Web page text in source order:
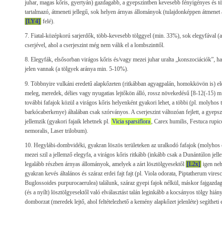
juhar, magas kőris, gyertyán) gazdagabb, a gyepszintben kevesebb fényigényes és
tartalmazó, átmeneti jellegű, sok helyen árnyas állományok (tulajdonképpen
[LY4] felé).
7. Fiatal-középkorú sarjerdők, több-kevesebb tölggyel (min. 33%), sok elegyfával
cserjével, ahol a cserjeszint még nem válik el a lombszinttől.
8. Elegyfák, elsősorban virágos kőris és/vagy mezei juhar uralta „konszociációk”,
jelen vannak (a tölgyek aránya min. 5-10%).
9. Többnyire vulkáni eredetű alapkőzeten (ritkábban agyagpalán, homokkövön is)
meleg, meredek, délies vagy nyugatias lejtőkön álló, rossz növekedésű [8-12(-15)
további fafajok közül a virágos kőris helyenként gyakori lehet, a többi (pl. molyhos
barkócaberkenye) általában csak szórványos. A cserjeszint változóan fejlett, a
jellemzik (gyakori fajaik lehetnek pl. Vicia sparsiflora , Carex humilis, Festuca
nemoralis, Laser trilobum).
10. Hegylábi-dombvidéki, gyakran löszös területeken az uralkodó fafajok (molyhos
mezei szil a jellemző elegyfa, a virágos kőris ritkább (inkább csak a Dunántúlon
legalább részben árnyas állományok, amelyek a zárt lösztölgyesektől [L2x] igen
gyakran kevés általános és száraz erdei fajt fajt (pl. Viola odorata, Piptatherum
Buglossoides purpurocaerulea) találunk, száraz gyepi fajok nélkül, máskor
(és a nyílt) lösztölgyesektől való elválasztást talán leginkább a kocsányos tölgy
domborzat (meredek lejtő, ahol feltételezhető a kemény alapkőzet jelenléte) segítheti